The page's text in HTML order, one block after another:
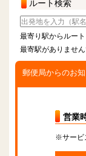
ルート検索
最寄り駅からルー
最寄駅がありませ
郵便局からのお
営業
※サービ